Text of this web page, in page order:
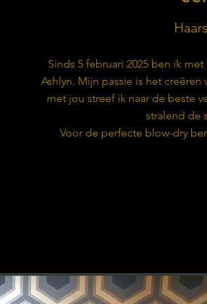
Sinds 5 februari 2025 ben ik
Ashlyn. Mijn passie is het
met jou streef ik naar de beste
stralend de
Voor de perfecte blow-dry